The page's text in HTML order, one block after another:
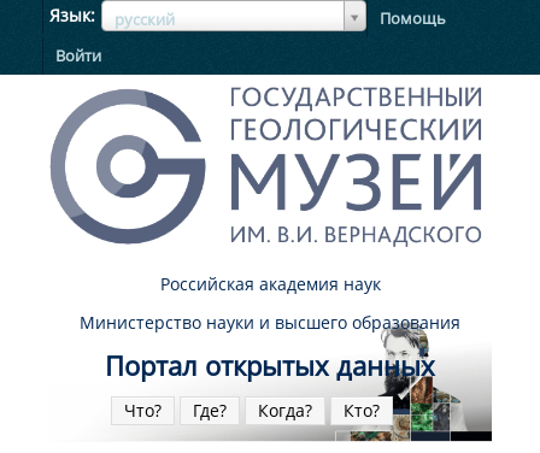
Язык русский
ЯзыкЯзык
Помощь
Войти
Российская академия наук
Министерство науки и высшего образования
Портал открытых данных
Что? Где? Когда? Кто?